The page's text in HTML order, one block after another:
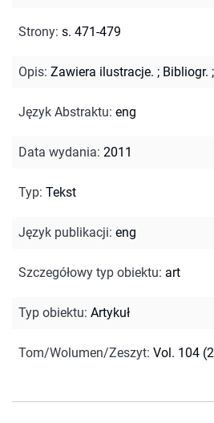
Strony: s. 471-479
Opis: Zawiera ilustracje. ; Bibliogr. ;
Język Abstraktu: eng
Data wydania: 2011
Typ: Tekst
Język publikacji: eng
Szczegółowy typ obiektu: art
Typ obiektu: Artykuł
Tom/Wolumen/Zeszyt: Vol. 104